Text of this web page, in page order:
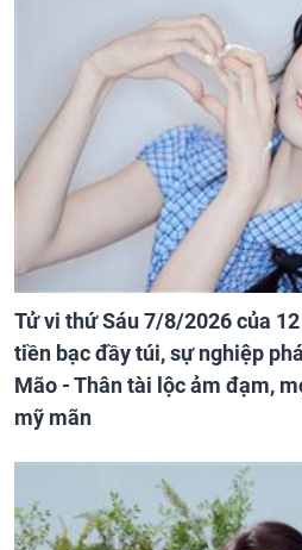
Tử vi thứ Sáu 7/8/2026 của
tiền bạc đầy túi, sự nghiệp
Mão - Thân tài lộc ảm đạm,
mỹ mãn